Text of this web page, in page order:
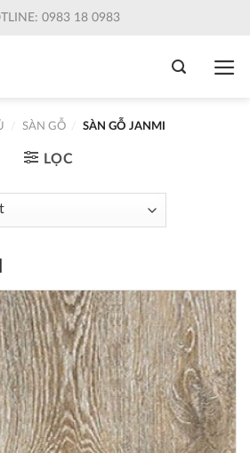
0983 18 0983
SÀN GỖ SÀN GỖ JANMI
LỌC